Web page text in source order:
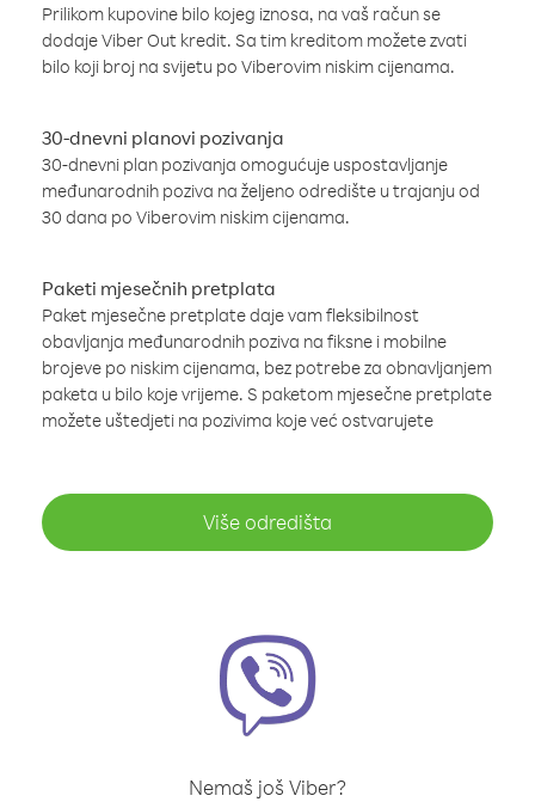
Prilikom kupovine bilo kojeg iznosa, na vaš račun se
dodaje Viber Out kredit. Sa tim kreditom možete zvati
bilo koji broj na svijetu po Viberovim niskim cijenama.
30-dnevni planovi pozivanja
30-dnevni plan pozivanja omogućuje uspostavljanje
međunarodnih poziva na željeno odredište u trajanju od
30 dana po Viberovim niskim cijenama.
Paketi mjesečnih pretplata
Paket mjesečne pretplate daje vam fleksibilnost
obavljanja međunarodnih poziva na fiksne i mobilne
brojeve po niskim cijenama, bez potrebe za obnavljanjem
paketa u bilo koje vrijeme. S paketom mjesečne pretplate
možete uštedjeti na pozivima koje već ostvarujete
Više odredišta
Nemaš još Viber?